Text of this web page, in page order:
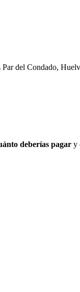
del Condado,
deberías pagar y